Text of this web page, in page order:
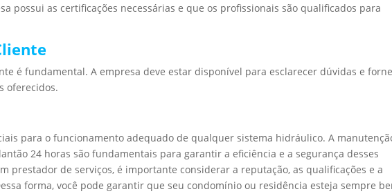
possui as certificações necessárias e que os profissionais são qualificados para
é fundamental. A empresa deve estar disponível para esclarecer dúvidas e
oferecidos.
para o funcionamento adequado de qualquer sistema hidráulico. A
24 horas são fundamentais para garantir a eficiência e a segurança desses
prestador de serviços, é importante considerar a reputação, as qualificações e a
forma, você pode garantir que seu condomínio ou residência esteja sempre